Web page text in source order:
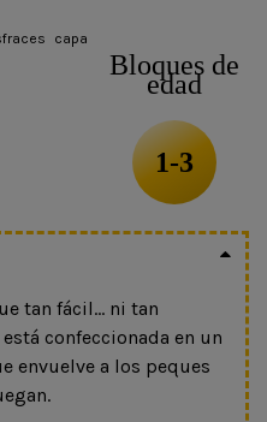
capa
Bloques de
edad
1-3
tan fácil… ni tan
confeccionada en un
envuelve a los peques